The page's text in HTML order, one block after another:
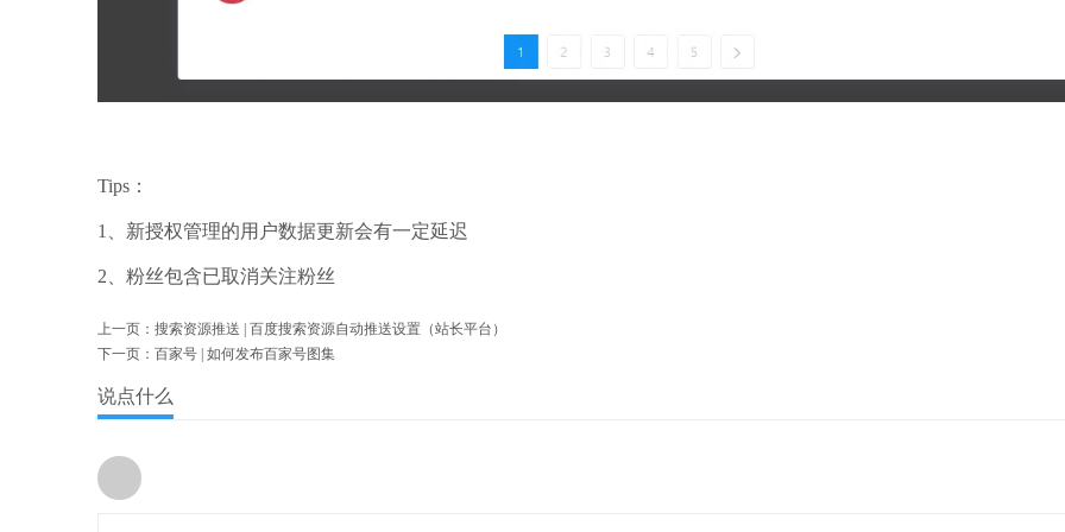
Tips：
1、新授权管理的用户数据更新会有一定延迟
2、粉丝包含已取消关注粉丝
上一页： 搜索资源推送 | 百度搜索资源自动推送设置（站长平台）
下一页： 百家号 | 如何发布百家号图集
说点什么